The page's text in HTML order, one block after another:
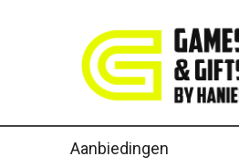
Aanbiedingen